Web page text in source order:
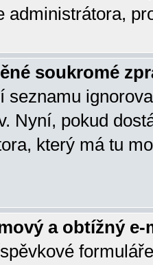
administrátora,
soukromé
seznamu
Nyní, pokud
který má tu
a obtížný